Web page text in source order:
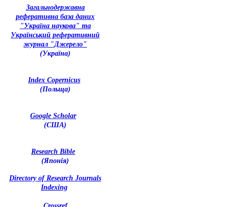
Загальнодержавна
реферативна база даних
"Україна наукова" та
Український реферативний
журнал "Джерело"
(Україна)
Index Copernicus
(Польща)
Google Scholar
(США)
Research Bible
(Японія)
Directory of Research Journals
Indexing